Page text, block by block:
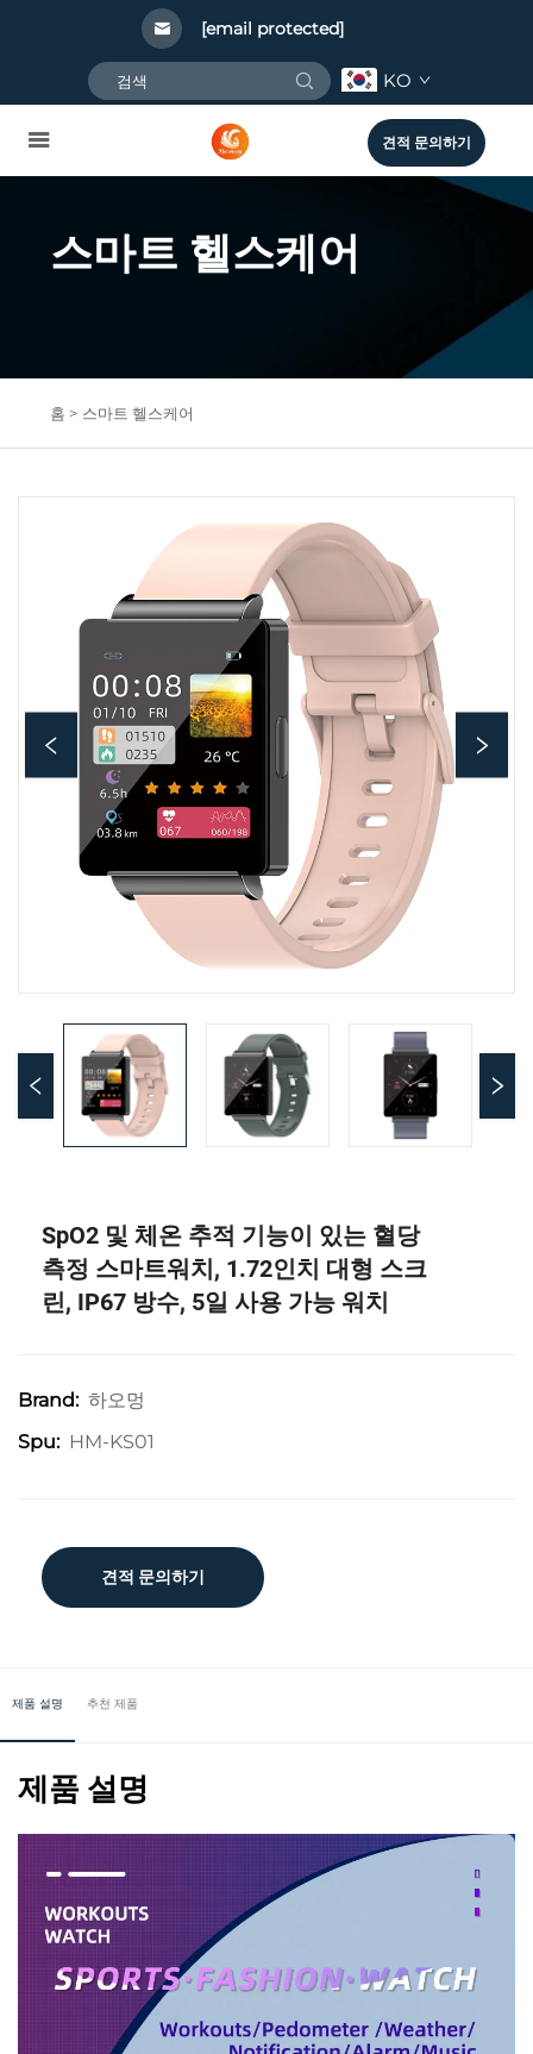
[email protected]
KO
견적 문의하기
스마트 헬스케어
홈 > 스마트 헬스케어
SpO2 및 체온 추적 기능이 있는 혈당
측정 스마트워치, 1.72인치 대형 스크
린, IP67 방수, 5일 사용 가능 워치
Brand: 하오멍
Spu: HM-KS01
견적 문의하기
제품 설명 추천 제품
제품 설명